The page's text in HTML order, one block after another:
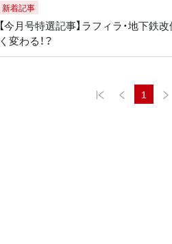
新着記事
【今月号特選記事】ラフィラ・地下鉄
く変わる！？
1